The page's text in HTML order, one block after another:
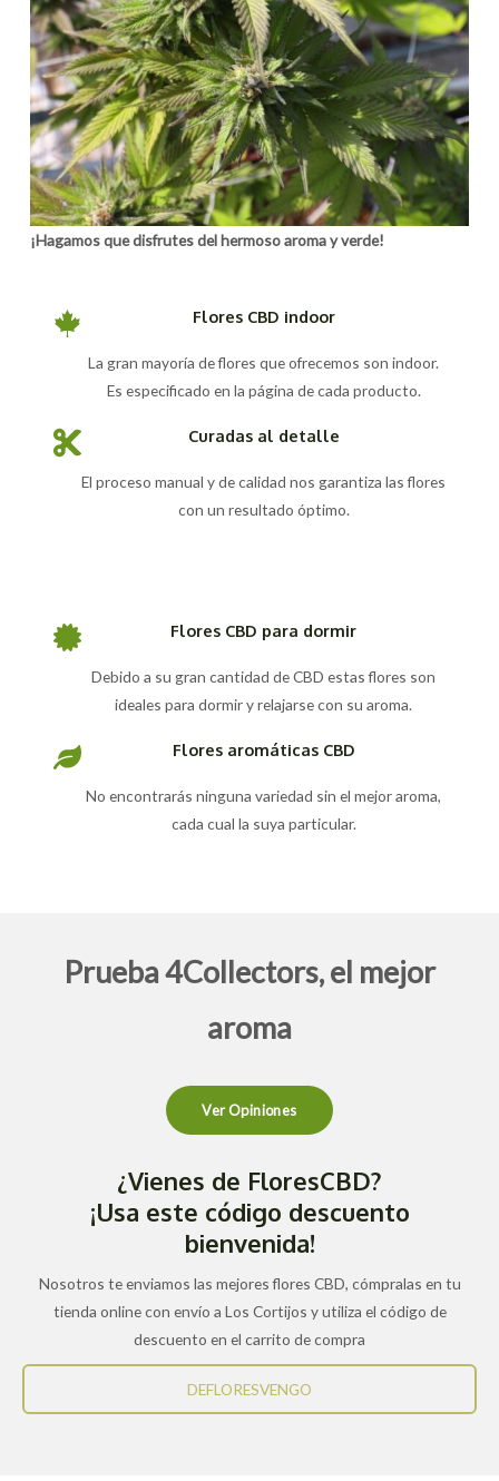
¡Hagamos que disfrutes del hermoso aroma y verde!
Flores CBD indoor
La gran mayoría de flores que ofrecemos son indoor.
Es especificado en la página de cada producto.
Curadas al detalle
El proceso manual y de calidad nos garantiza las flores
con un resultado óptimo.
Flores CBD para dormir
Debido a su gran cantidad de CBD estas flores son
ideales para dormir y relajarse con su aroma.
Flores aromáticas CBD
No encontrarás ninguna variedad sin el mejor aroma,
cada cual la suya particular.
Prueba 4Collectors, el mejor
aroma
Ver Opiniones
¿Vienes de FloresCBD?
¡Usa este código descuento
bienvenida!
Nosotros te enviamos las mejores flores CBD, cómpralas en tu
tienda online con envío a Los Cortijos y utiliza el código de
descuento en el carrito de compra
DEFLORESVENGO